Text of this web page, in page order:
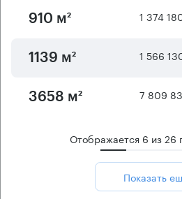
910 м² 1 374
1139 м² 1 566
3658 м² 7 809
Отображается 6 из26
Показать